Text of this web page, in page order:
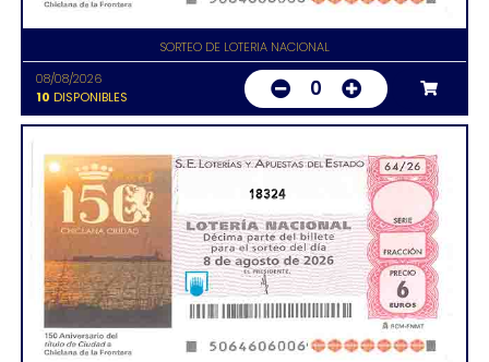
SORTEO DE LOTERIA NACIONAL
08/08/2026
10 DISPONIBLES 0
18324